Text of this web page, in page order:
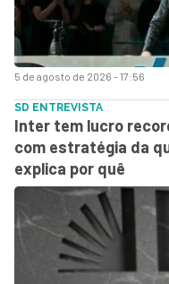
5 de agosto de 2026 - 17:56
SD ENTREVISTA
Inter tem lucro
com estratégia da
explica por quê